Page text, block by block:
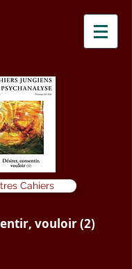
Cahiers
vouloir (2)